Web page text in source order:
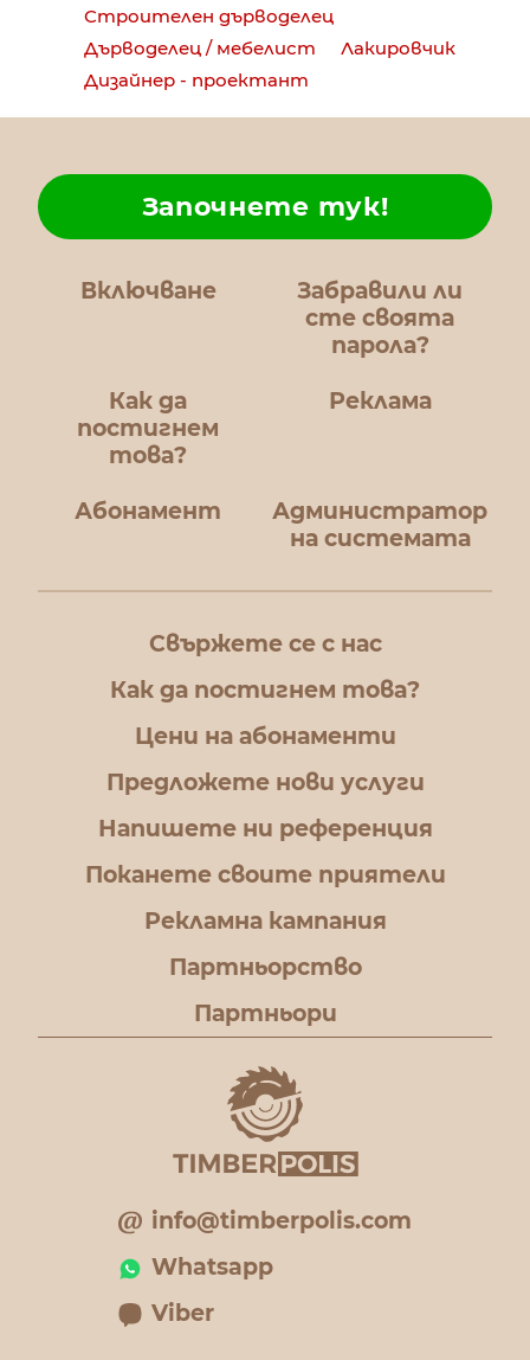
Строителен дърводелец
Дърводелец / мебелист
Лакировчик
Дизайнер - проектант
Включване
Забравили ли
сте своята
парола?
Как да
постигнем
това?
Започнете тук!
Реклама
Абонамент
Администратор
на системата
Свържете се с нас
Как да постигнем това?
Цени на абонаменти
Предложете нови услуги
Напишете ни референция
Поканете своите приятели
Рекламна кампания
Партньорство
Партньори
info@timberpolis.com
Whatsapp
Viber